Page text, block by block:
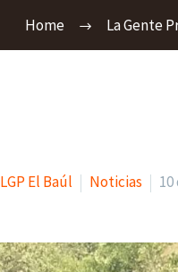
Home La Gente
LGP El Baúl Noticias